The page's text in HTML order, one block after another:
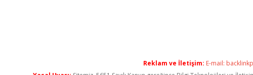
Reklam ve İletişim: E-mail: